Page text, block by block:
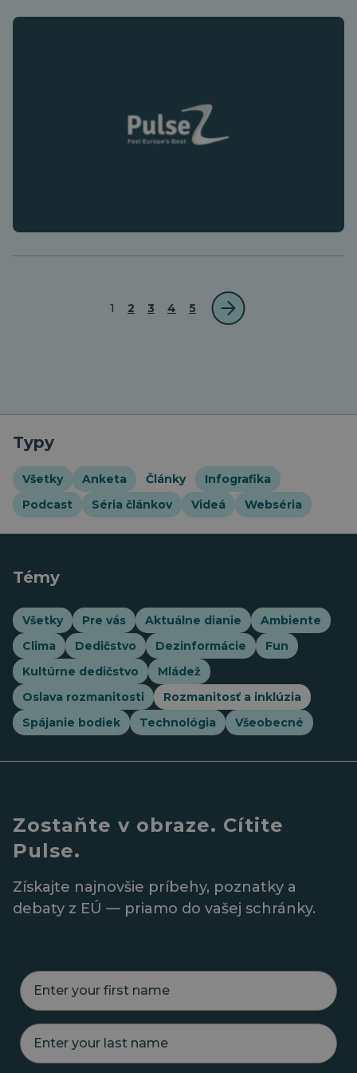
1 2 3 4 5
Typy
Všetky Anketa Články
Infografika
Podcast
Séria článkov Videá Webséria
Témy
Všetky Pre vás Aktuálne dianie
Ambiente
Clima
Dedičstvo Dezinformácie
Fun
Kultúrne dedičstvo
Mládež
Oslava rozmanitosti
Rozmanitosť a inklúzia
Spájanie bodiek
Technológia Všeobecné
Zostaňte v obraze. Cítite
Pulse.
Získajte najnovšie príbehy, poznatky a
debaty z EÚ — priamo do vašej schránky.
E
n
r
y
E
n